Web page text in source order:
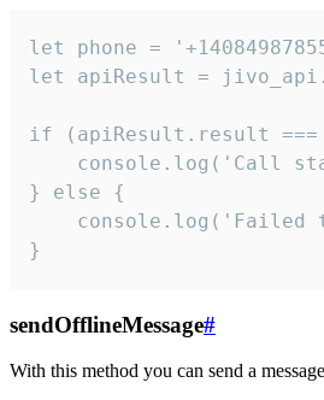
let phone =
let apiResult =
if (apiResult.result
console.log('Call
} else {
console.log('Failed
}
sendOfflineMessage#
With this method you can send a